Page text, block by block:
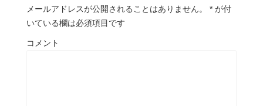
メールアドレスが公開されることはありません。 * が付
いている欄は必須項目です
コメント